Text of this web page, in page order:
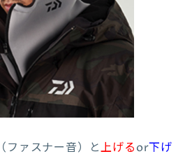
ファスナー音）と上げるor下げ